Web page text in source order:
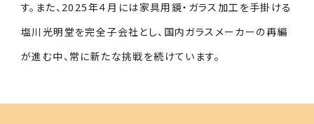
す。また、2025年４月には家具用鏡・ガラス加工を手掛ける
塩川光明堂を完全子会社とし、国内ガラスメーカーの再編
が進む中、常に新たな挑戦を続けています。